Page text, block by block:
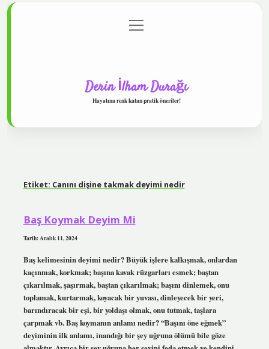
Gizlilik Politikası
menüyü
aç
Derin İlham Durağı
Hayatına renk katan pratik öneriler!
Etiket: Canını dişine takmak deyimi nedir
Baş Koymak Deyim Mi
Tarih: Aralık 11, 2024
Baş kelimesinin deyimi nedir? Büyük işlere kalkışmak, onlardan
kaçınmak, korkmak; başına kavak rüzgarları esmek; baştan
çıkarılmak, şaşırmak, baştan çıkarılmak; başını dinlemek, onu
toplamak, kurtarmak, koyacak bir yuvası, dinleyecek bir yeri,
barındıracak bir eşi, bir yoldaşı olmak, onu tutmak, taşlara
çarpmak vb. Baş koymanın anlamı nedir? “Başını öne eğmek”
deyiminin ilk anlamı, inandığı bir şey uğruna ölümü bile göze